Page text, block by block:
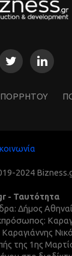
2024
- Ταυτότητα
Έδρα: Δήμος
της 1ης